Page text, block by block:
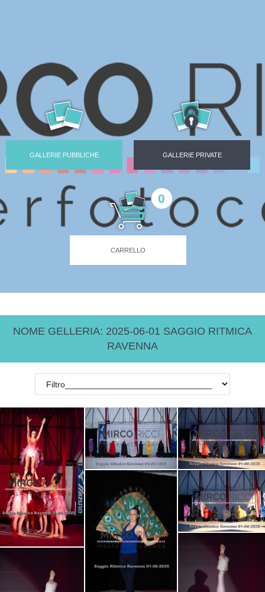
GALLERIE PUBBLICHE GALLERIE PRIVATE
0
CARRELLO
NOME GELLERIA: 2025-06-01 SAGGIO RITMICA
RAVENNA